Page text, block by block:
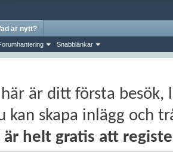
Snabblänkar
är nytt?
är ditt första besök,
kan skapa inlägg och
är helt gratis att